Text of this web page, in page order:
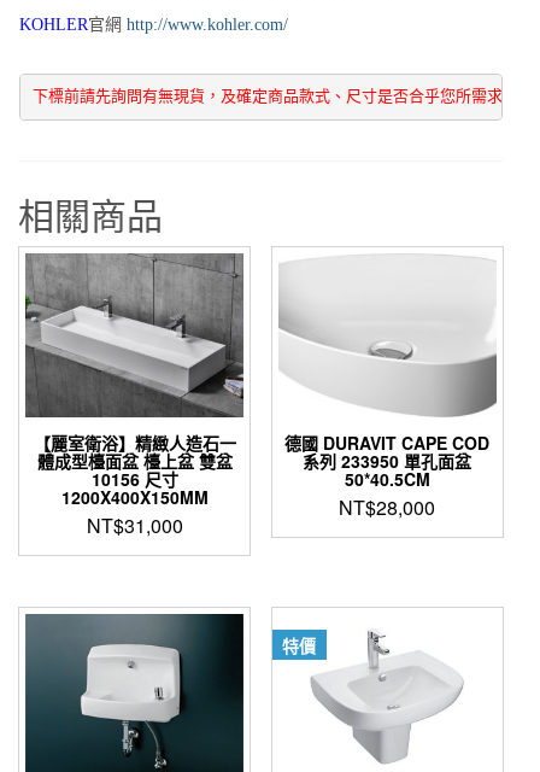
KOHLER官網 http://www.kohler.com/
下標前請先詢問有無現貨，及確定商品款式、尺寸是否合乎您所需求  謝
相關商品
【麗室衛浴】精緻人造石一
體成型檯面盆 檯上盆 雙盆
10156 尺寸
1200X400X150MM
NT$31,000
德國 DURAVIT CAPE COD
系列 233950 單孔面盆
50*40.5CM
NT$28,000
特價